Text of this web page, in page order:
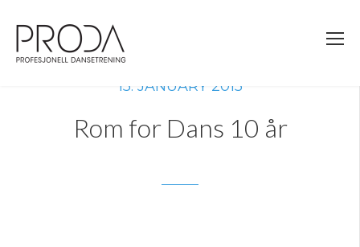
sidens
hovedinnhold
15. JANUARY 2015
Rom for Dans 10 år